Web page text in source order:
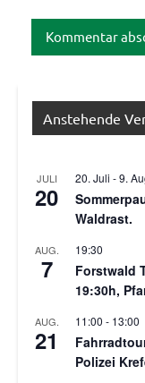
Anstehende
JULI
20
20. Juli -9.
Waldrast.
AUG.
7
19:30
Forstwald
19:30h,
AUG.
21
11:00 - 13:00
Polizei